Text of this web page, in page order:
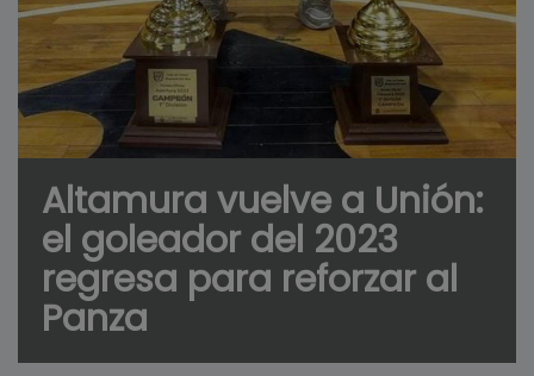
Altamura vuelve a Unión:
el goleador del 2023
regresa para reforzar al
Panza